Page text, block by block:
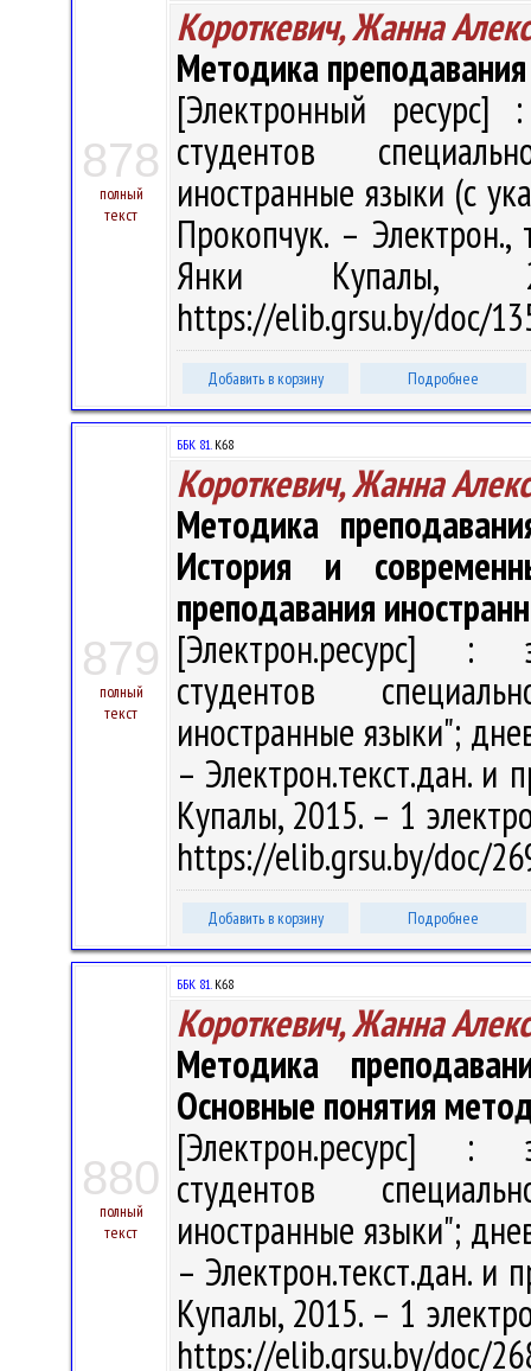
878
полный
текст
Короткевич, Жанна
Методика
[Электронный ресурс]
студентов
иностранные языки (с
Прокопчук. –
Янки Купалы,
https://elib.grsu.by/doc/
Добавить в корзину Подробнее
879
полный
текст
ББК 81.К68
Короткевич, Жанна
Методика
История и
преподавания
[Электрон.ресурс] :
студентов
иностранные языки";
– Электрон.текст.дан. и
Купалы, 2015. – 1
https://elib.grsu.by/doc/
Добавить в корзину Подробнее
880
полный
текст
ББК 81.К68
Короткевич, Жанна
Методика
Основные понятия
[Электрон.ресурс] :
студентов
иностранные языки";
– Электрон.текст.дан. и
Купалы, 2015. – 1
https://elib.grsu.by/doc/